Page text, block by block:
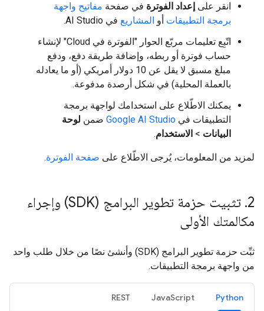
انقر على إعداد الفوترة في صفحة مفاتيح واجهة
برمجة التطبيقات أو المشاريع في AI Studio.
اتّبِع تعليمات مربّع الحوار "الفوترة في Cloud" لإنشاء
حساب فوترة أو ربطه، وإضافة طريقة دفع، ودفع
مبلغ مسبق لا يقل عن 10 دولار أمريكي (أو ما يعادله
بالعملة المحلية) في شكل أرصدة مدفوعة.
يمكنك الاطّلاع على استخدامك لواجهة برمجة
التطبيقات في Google AI Studio ضمن لوحة
البيانات > الاستخدام.
لمزيد من المعلومات، يُرجى الاطّلاع على صفحة الفوترة.
2
.
تثبيت حزمة تطوير البرامج (SDK) وإجراء
مكالمتك الأولى
ثبِّت حزمة تطوير البرامج (SDK) وأنشئ نصًا من خلال طلب واحد
من واجهة برمجة التطبيقات.
Python
JavaScript
REST